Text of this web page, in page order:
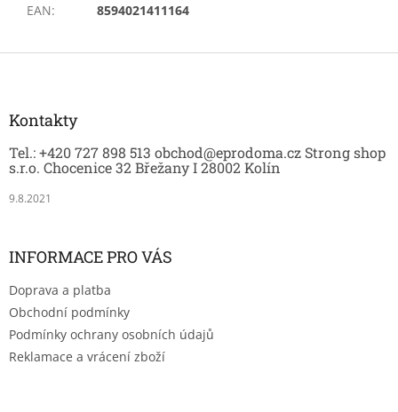
EAN: 8594021411164
Z
Kontakty
Tel.: +420 727 898 513 obchod@eprodoma.cz Strong shop
s.r.o. Chocenice 32 Břežany I 28002 Kolín
9.8.2021
INFORMACE PRO VÁS
Doprava a platba
Obchodní podmínky
Podmínky ochrany osobních údajů
Reklamace a vrácení zboží